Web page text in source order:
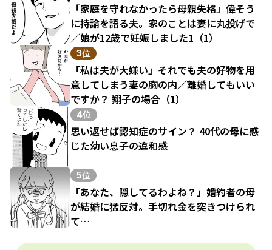
「家庭を守れなかったら母親失格」偉そう
に持論を語る夫。家のことは妻に丸投げで
／娘が12歳で妊娠しました1（1）
3位
「私は夫が大嫌い」それでも夫の好物を用
意してしまう妻の胸の内／離婚してもいい
ですか？ 翔子の場合（1）
4位
思い返せば認知症のサイン？ 40代の母に感
じた幼い息子の違和感
5位
「あなた、隠してるわよね？」婚約者の母
が結婚に猛反対。手切れ金を突きつけられ
て…